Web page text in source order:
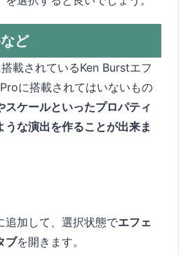
ど
載されているKen Burstエフ
に搭載されてはいないもの
スケールといったプロパティ
うな演出を作ることが出来ま
追加して、選択状態でエフェ
ブを開きます。